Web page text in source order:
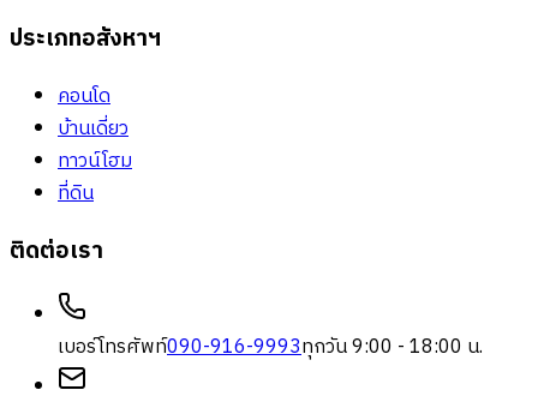
ประเภทอสังหาฯ
คอนโด
บ้านเดี่ยว
ทาวน์โฮม
ที่ดิน
ติดต่อเรา
เบอร์โทรศัพท์090-916-9993ทุกวัน 9:00 - 18:00 น.